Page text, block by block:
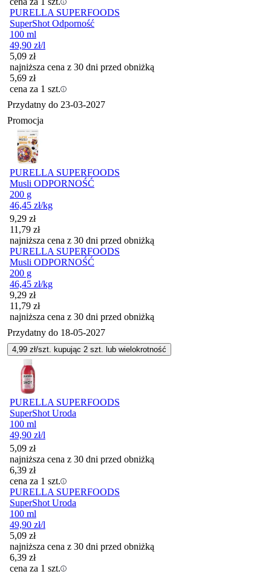
PURELLA SUPERFOODS
SuperShot Odporność
100 ml
49,90 zł/l
5,09 zł
najniższa cena z 30 dni przed obniżką
5,69 zł
cena za 1 szt.
Przydatny do 23-03-2027
Promocja
PURELLA SUPERFOODS
Musli ODPORNOŚĆ
200 g
46,45 zł/kg
Cena promocyjna
9,29 zł
11,79 zł
najniższa cena z 30 dni przed obniżką
PURELLA SUPERFOODS
Musli ODPORNOŚĆ
200 g
46,45 zł/kg
Cena promocyjna
9,29 zł
11,79 zł
najniższa cena z 30 dni przed obniżką
Przydatny do 18-05-2027
4,99 zł/szt. kupując 2 szt. lub wielokrotność
PURELLA SUPERFOODS
SuperShot Uroda
100 ml
49,90 zł/l
5,09 zł
najniższa cena z 30 dni przed obniżką
6,39 zł
cena za 1 szt.
PURELLA SUPERFOODS
SuperShot Uroda
100 ml
49,90 zł/l
5,09 zł
najniższa cena z 30 dni przed obniżką
6,39 zł
cena za 1 szt.